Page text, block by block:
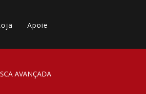
Apoie
AVANÇADA